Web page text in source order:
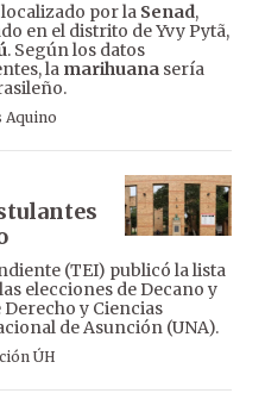
por la Senad,
en el distrito de Yvy Pytã,
. Según los datos
la marihuana sería
Aquino
(TEI) publicó la lista
elecciones de Decano y
Derecho y Ciencias
de Asunción (UNA).
ÚH